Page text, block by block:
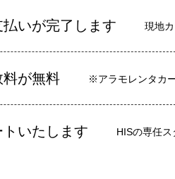
いが完了します 現地
料が無料 ※アラモレンタカ
いたします HISの専任